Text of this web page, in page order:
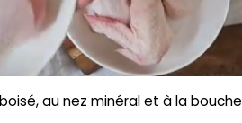
au nez minéral et à la bouche